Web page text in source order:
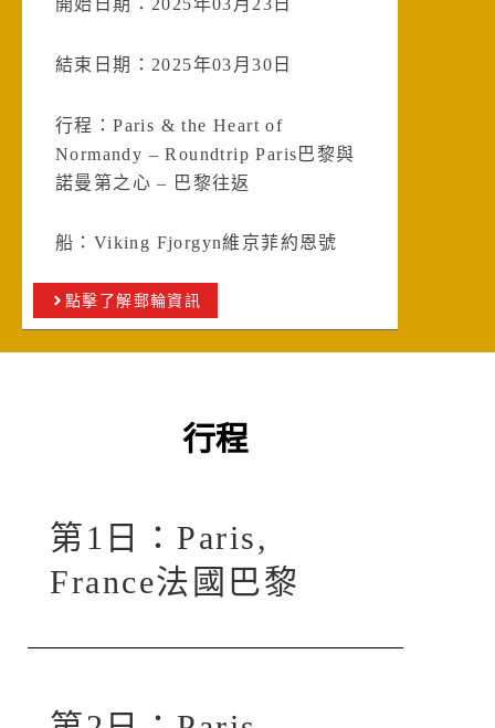
結束日期：2025年03月30日
行程：Paris & the Heart of
Normandy – Roundtrip Paris巴黎與
諾曼第之心 – 巴黎往返
船：Viking Fjorgyn維京菲約恩號
點擊了解郵輪資訊
行程
第1日：Paris,
France法國巴黎